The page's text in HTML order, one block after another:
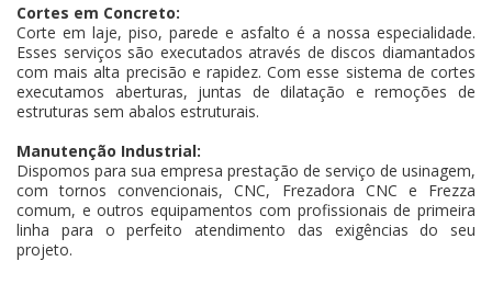
Cortes em Concreto:
Corte em laje, piso, parede e asfalto é a nossa especialidade.
Esses serviços são executados através de discos diamantados
com mais alta precisão e rapidez. Com esse sistema de cortes
executamos aberturas, juntas de dilatação e remoções de
estruturas sem abalos estruturais.
Manutenção Industrial:
Dispomos para sua empresa prestação de serviço de usinagem,
com tornos convencionais, CNC, Frezadora CNC e Frezza
comum, e outros equipamentos com profissionais de primeira
linha para o perfeito atendimento das exigências do seu
projeto.